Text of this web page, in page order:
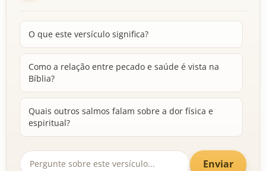
O que este versículo significa?
Como a relação entre pecado e saúde é vista na
Bíblia?
Quais outros salmos falam sobre a dor física e
espiritual?
Enviar